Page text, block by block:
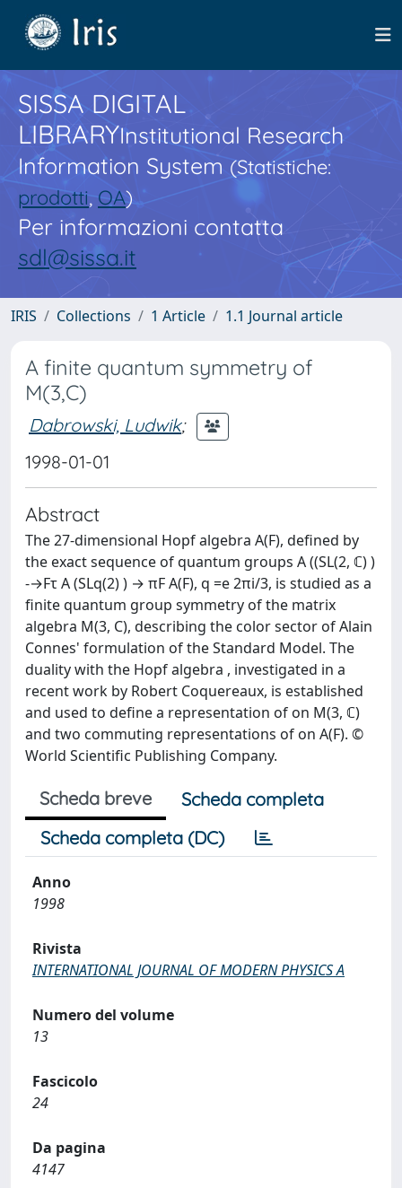
SISSA DIGITAL
LIBRARYInstitutional Research
Information System(Statistiche:
prodotti,OA)
Per informazioni contatta
sdl@sissa.it
IRIS Collections 1 Article 1.1 Journal article
A finite quantum symmetry of
M(3,C)
Dabrowski, Ludwik;
1998-01-01
Abstract
The 27-dimensional Hopf algebra A(F), defined by
the exact sequence of quantum groups A ((SL(2, ℂ) )
-→Fτ A (SLq(2) ) → πF A(F), q =e 2πi/3, is studied as a
finite quantum group symmetry of the matrix
algebra M(3, C), describing the color sector of Alain
Connes' formulation of the Standard Model. The
duality with the Hopf algebra , investigated in a
recent work by Robert Coquereaux, is established
and used to define a representation of on M(3, ℂ)
and two commuting representations of on A(F). ©
World Scientific Publishing Company.
Scheda breve
Scheda completa
Scheda completa (DC)
Anno
1998
Rivista
INTERNATIONAL JOURNAL OF MODERN PHYSICS A
Numero del volume
13
Fascicolo
24
Da pagina
4147